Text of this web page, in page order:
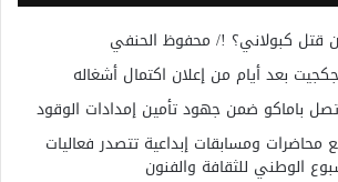
قتل كبولاني؟ !/ محفوظ الحنفي
بعد أيام من إعلان اكتمال أشغاله
ومسابقات إبداعية تتصدر فعاليات
الوطني للثقافة والفنون